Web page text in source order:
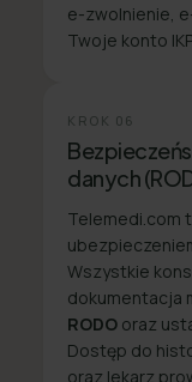
e-zwolnienie,
Twoje konto
KROK 06
danych
Telemedi.com
Wszystkie
dokumentacja
RODO oraz
Dostęp do
oraz lekarz